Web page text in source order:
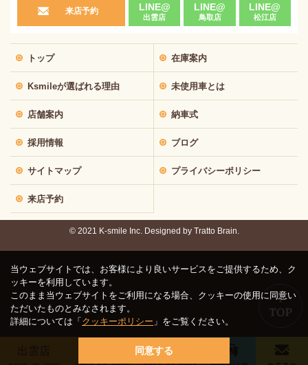
出雲店 松江店
来店予約 LINE@
出雲店
LINE@
鳥取店
LINE@
松江店
トップ 在庫案内
Ksmileが選ばれる理由 未使用車とは
店舗案内 納車式
採用情報 ブログ
サイトマップ プライバシーポリシー
来店予約
© 2021 K-smile Inc. Designed by Tratto Brain.
当ウェブサイトでは、お客様により良いサービスをご提供するため、ク
ッキーを利用しています。
このまま当ウェブサイトをご利用になる場合、クッキーの使用に同意い
ただいたものとみなされます。
詳細については「クッキーポリシー 」をご覧ください。
同意する